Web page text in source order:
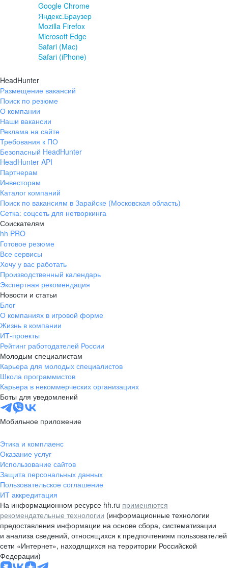
Google Chrome
Яндекс.Браузер
Mozilla Firefox
Microsoft Edge
Safari (Mac)
Safari (iPhone)
HeadHunter
Размещение вакансий
Поиск по резюме
О компании
Наши вакансии
Реклама на сайте
Требования к ПО
Безопасный HeadHunter
HeadHunter API
Партнерам
Инвесторам
Каталог компаний
Поиск по вакансиям в Зарайске (Московская область)
Сетка: соцсеть для нетворкинга
Соискателям
hh PRO
Готовое резюме
Все сервисы
Хочу у вас работать
Производственный календарь
Экспертная рекомендация
Новости и статьи
Блог
О компаниях в игровой форме
Жизнь в компании
ИТ-проекты
Рейтинг работодателей России
Молодым специалистам
Карьера для молодых специалистов
Школа программистов
Карьера в некоммерческих организациях
Боты для уведомлений
Мобильное приложение
Этика и комплаенс
Оказание услуг
Использование сайтов
Защита персональных данных
Пользовательское соглашение
ИТ аккредитация
На информационном ресурсе hh.ru применяются
рекомендательные технологии (информационные технологии
предоставления информации на основе сбора, систематизации
и анализа сведений, относящихся к предпочтениям пользователей
сети «Интернет», находящихся на территории Российской
Федерации)